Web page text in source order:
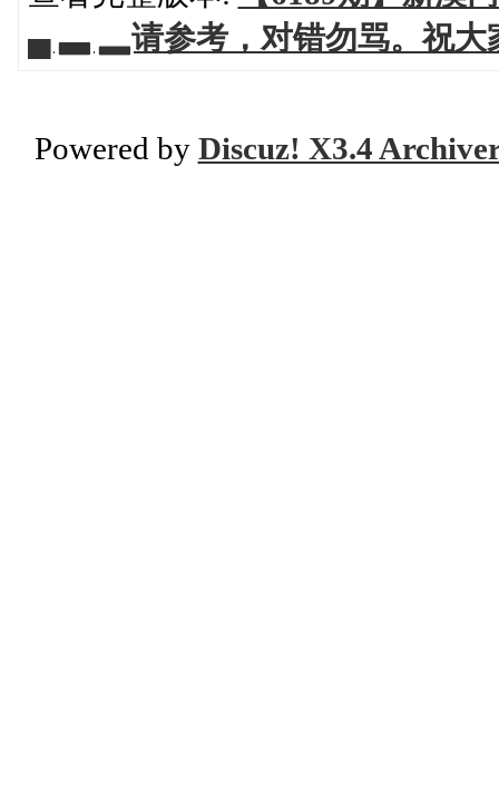
▄ ▃ ▂请参考，对错勿骂。祝大
Powered by Discuz! X3.4